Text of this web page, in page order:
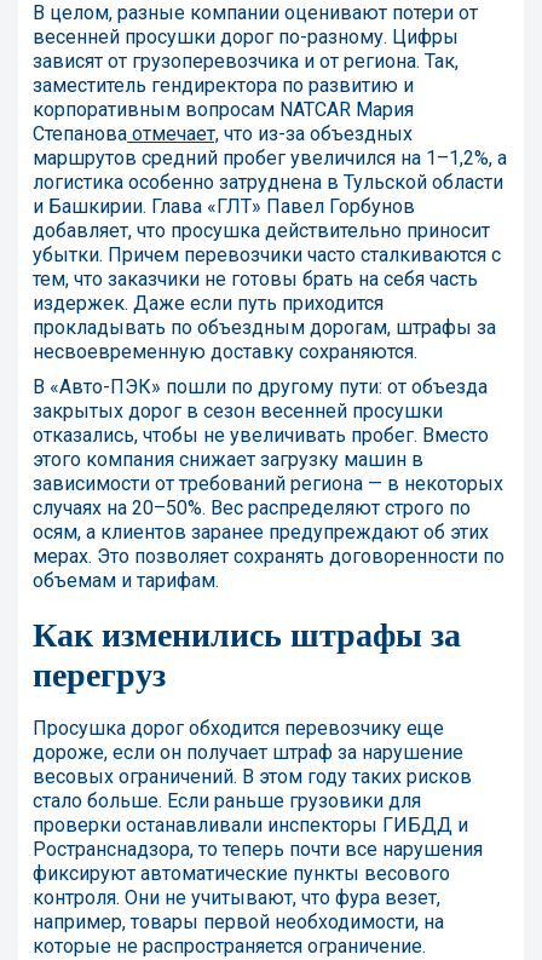
В целом, разные компании оценивают потери от
весенней просушки дорог по-разному. Цифры
зависят от грузоперевозчика и от региона. Так,
заместитель гендиректора по развитию и
корпоративным вопросам NATCAR Мария
Степанова отмечает, что из-за объездных
маршрутов средний пробег увеличился на 1–1,2%, а
логистика особенно затруднена в Тульской области
и Башкирии. Глава «ГЛТ» Павел Горбунов
добавляет, что просушка действительно приносит
убытки. Причем перевозчики часто сталкиваются с
тем, что заказчики не готовы брать на себя часть
издержек. Даже если путь приходится
прокладывать по объездным дорогам, штрафы за
несвоевременную доставку сохраняются.
В «Авто-ПЭК» пошли по другому пути: от объезда
закрытых дорог в сезон весенней просушки
отказались, чтобы не увеличивать пробег. Вместо
этого компания снижает загрузку машин в
зависимости от требований региона — в некоторых
случаях на 20–50%. Вес распределяют строго по
осям, а клиентов заранее предупреждают об этих
мерах. Это позволяет сохранять договоренности по
объемам и тарифам.
Как изменились штрафы за
перегруз
Просушка дорог обходится перевозчику еще
дороже, если он получает штраф за нарушение
весовых ограничений. В этом году таких рисков
стало больше. Если раньше грузовики для
проверки останавливали инспекторы ГИБДД и
Ространснадзора, то теперь почти все нарушения
фиксируют автоматические пункты весового
контроля. Они не учитывают, что фура везет,
например, товары первой необходимости, на
которые не распространяется ограничение.